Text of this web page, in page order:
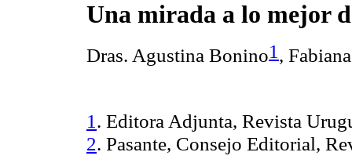
Una mirada a lo mejor
Dras. Agustina Bonino1 ,
1 . Editora Adjunta, Revista
2. Pasante, Consejo Editorial,